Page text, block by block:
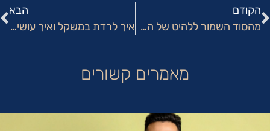
הקודם
מהסוד השמור ללהיט של הרשת: מה עומד מאחורי הטיפוח המינרלי שכולן מדברות עליו?
הבא
איך לרדת במשקל ואיך עושים את זה נכון? כל מה שבאמת חשוב לדעת
מאמרים קשורים